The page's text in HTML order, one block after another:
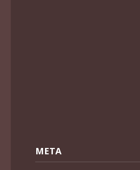
МЕТА